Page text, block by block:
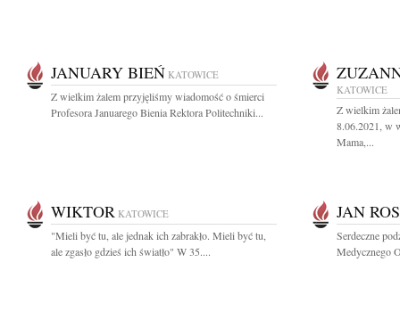
JANUARY BIEŃ KATOWICE
Z wielkim żalem przyjęliśmy wiadomość o śmierci
Profesora Januarego Bienia Rektora Politechniki...
KATOWICE
Z wielkim
8.06.2021, w
Mama,...
WIKTOR KATOWICE
"Mieli być tu, ale jednak ich zabrakło. Mieli być tu,
ale zgasło gdzieś ich światło" W 35....
JAN
Serdeczne
Medycznego